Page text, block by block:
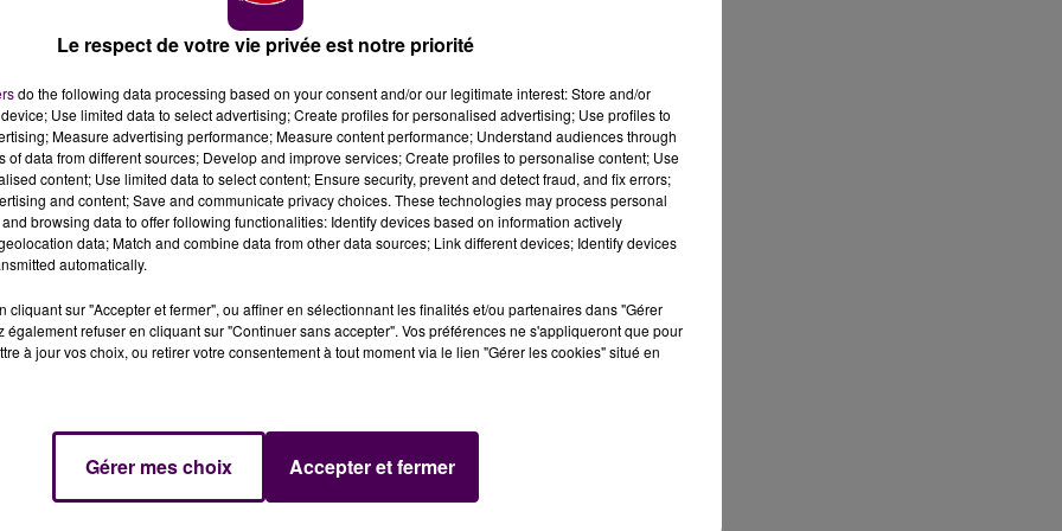
de Centre-Val-de-Loire établit à 434 le nombre de
de l'épidémie de "COVID-19".
de santé, un total de 434 patients atteints par le
et ce jeudi 7 mai dans l'ensemble des hôpitaux
des victimes, on recense 109 résidents
l'on recense désormais 102 morts à l'hôpital. 79
69 dans l'Indre, 66 dans le Cher et dans l'Indre-et-Loire,
Val-de-Loire, 88 patients sont actuellement en
ce jeudi 7 mai par Olivier Véran, ministre des Solidarités et
teintés de vert
Le respect de votre vie privée est notre priorité
do the following data processing based on your consent and/or our legitimate interest: Store and/or
Use limited data to select advertising; Create profiles for personalised advertising; Use profiles to
Measure advertising performance; Measure content performance; Understand audiences through
of data from different sources; Develop and improve services; Create profiles to personalise content; Use
content; Use limited data to select content; Ensure security, prevent and detect fraud, and fix errors;
and content; Save and communicate privacy choices. These technologies may process personal
browsing data to offer following functionalities: Identify devices based on information actively
data; Match and combine data from other data sources; Link different devices; Identify devices
automatically.
cliquant sur "Accepter et fermer", ou affiner en sélectionnant les finalités et/ou partenaires dans "Gérer
également refuser en cliquant sur "Continuer sans accepter". Vos préférences ne s'appliqueront que pour
à jour vos choix, ou retirer votre consentement à tout moment via le lien "Gérer les cookies" situé en
Gérer mes choix Accepter et fermer